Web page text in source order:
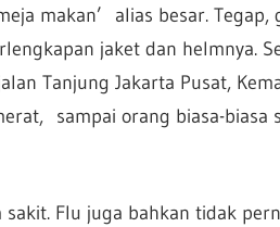
makan’ alias besar. Tegap,
jaket dan helmnya.
Tanjung Jakarta Pusat,
sampai orang biasa-biasa
Flu juga bahkan tidak